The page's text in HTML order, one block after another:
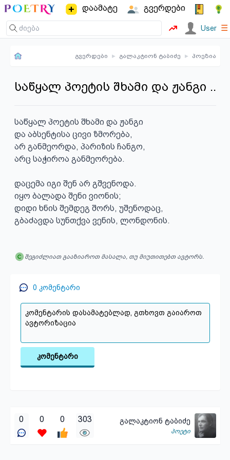
დაამატე გვერდები
User ☰
გვერდები ▸ გალაკტიონ ტაბიძე ▸ პოეზია
საწყალ პოეტის შხამი და ჟანგი ..
საწყალ პოეტის შხამი და ჟანგი
და აბსენტისა ცივი ზმორება,
არ განმეორდა, პარიზის ჩანგო,
არც საჭიროა განმეორება.
დაცემა იგი შენ არ გშვენოდა.
იყო ბალადა შენი ვიონის;
დიდი ხნის შემდეგ შორს, უშენოდაც,
გბაძავდა სუნთქვა ვენის, ლონდონის.
შეგიძლიათ გააზიაროთ მასალა, თუ მიუთითებთ ავტორს.
0 კომენტარი
კომენტარი
0 0 0 303 გალაკტიონ ტაბიძე
პოეტი